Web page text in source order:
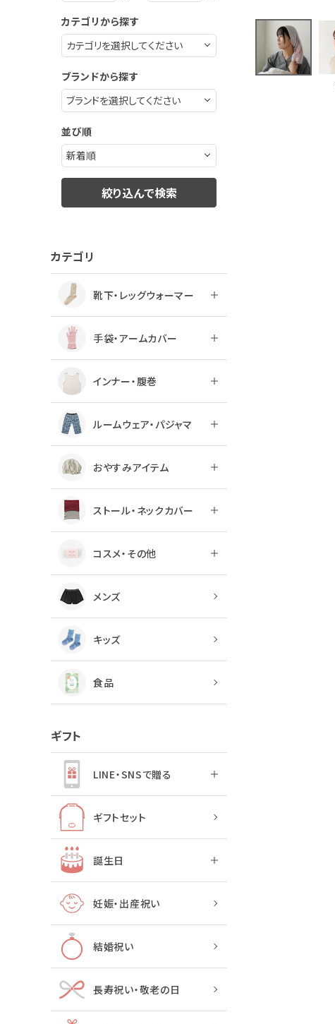
カテゴリから探す
ブランドから探す
並び順
絞り込んで検索
カテゴリ
靴下・レッグウォーマー
手袋・アームカバー
インナー・腹巻
ルームウェア・パジャマ
おやすみアイテム
ストール・ネックカバー
コスメ・その他
メンズ
キッズ
食品
ギフト
LINE・SNSで贈る
ギフトセット
誕生日
妊娠・出産祝い
結婚祝い
長寿祝い・敬老の日